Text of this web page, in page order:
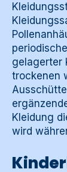
gelagerter
trockenen
Kleidung
wird